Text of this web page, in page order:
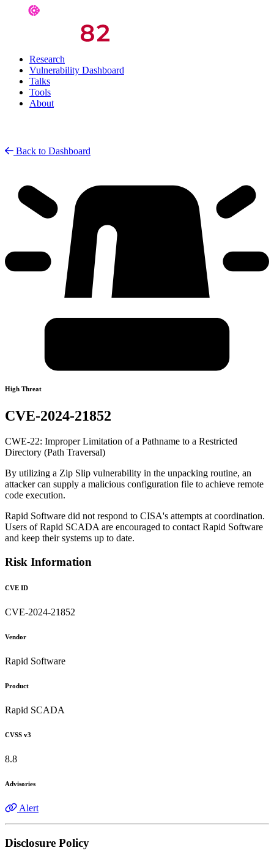
Research
Vulnerability Dashboard
Talks
Tools
About
Back to Dashboard
High Threat
CVE-2024-21852
CWE-22: Improper Limitation of a Pathname to a Restricted
Directory (Path Traversal)
By utilizing a Zip Slip vulnerability in the unpacking routine, an
attacker can supply a malicious configuration file to achieve remote
code execution.
Rapid Software did not respond to CISA's attempts at coordination.
Users of Rapid SCADA are encouraged to contact Rapid Software
and keep their systems up to date.
Risk Information
CVE ID
CVE-2024-21852
Vendor
Rapid Software
Product
Rapid SCADA
CVSS v3
8.8
Advisories
Alert
Disclosure Policy